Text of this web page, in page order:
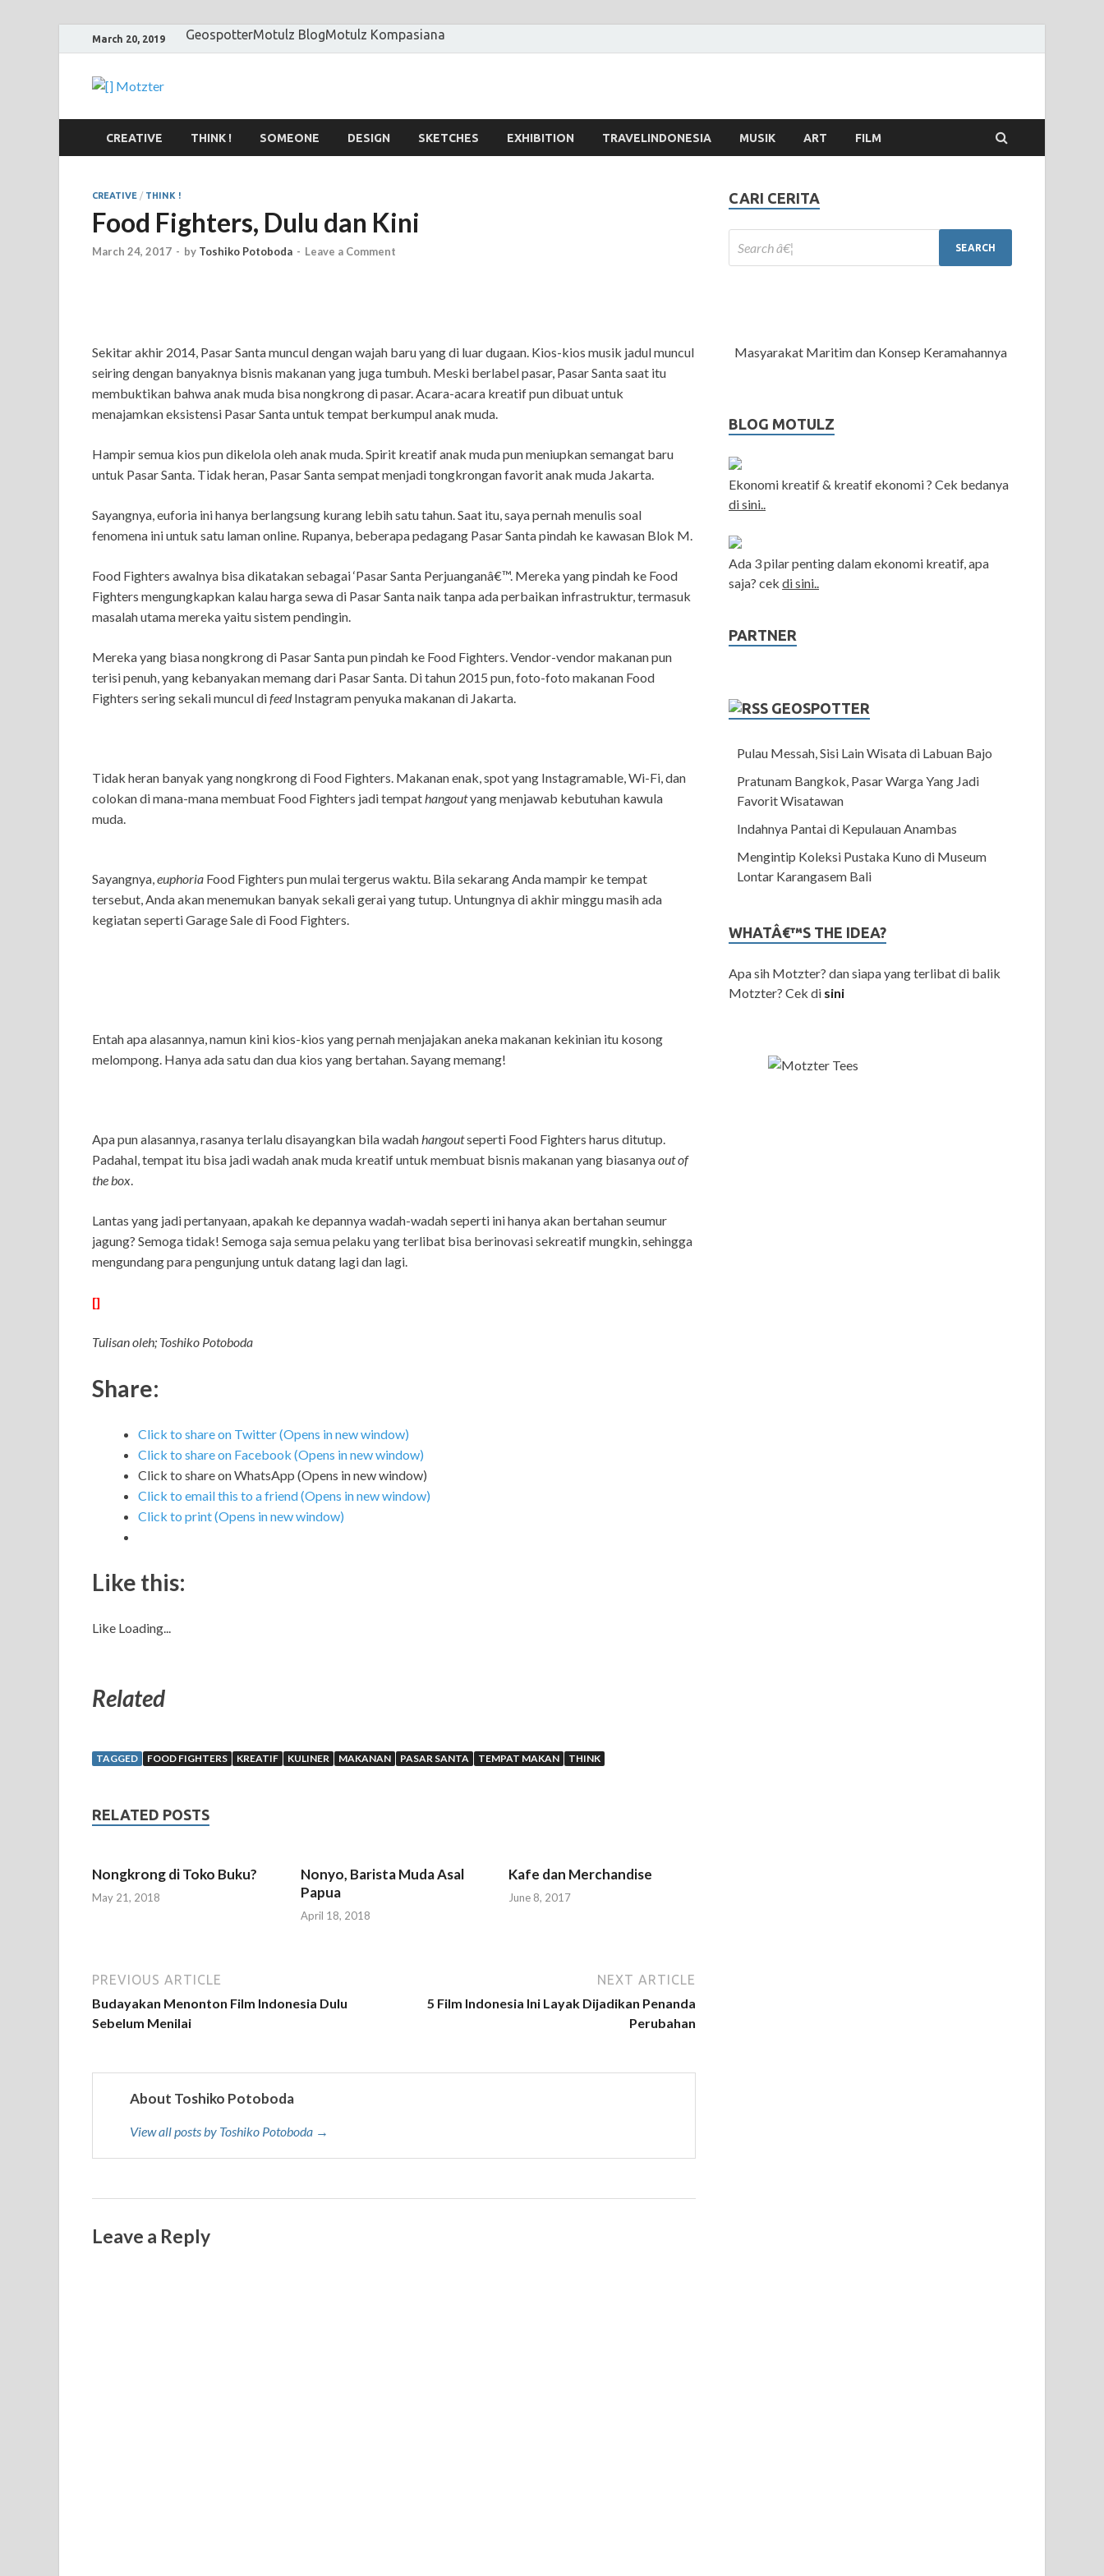
March 20, 2019 GeospotterMotulz BlogMotulz Kompasiana
[] Motzter
CREATIVE THINK ! SOMEONE DESIGN SKETCHES EXHIBITION TRAVELINDONESIA MUSIK ART FILM
CREATIVE / THINK !
Food Fighters, Dulu dan Kini
March 24, 2017 - by Toshiko Potoboda - Leave a Comment
Sekitar akhir 2014, Pasar Santa muncul dengan wajah baru yang di luar dugaan. Kios-kios musik jadul muncul
seiring dengan banyaknya bisnis makanan yang juga tumbuh. Meski berlabel pasar, Pasar Santa saat itu
membuktikan bahwa anak muda bisa nongkrong di pasar. Acara-acara kreatif pun dibuat untuk
menajamkan eksistensi Pasar Santa untuk tempat berkumpul anak muda.
Hampir semua kios pun dikelola oleh anak muda. Spirit kreatif anak muda pun meniupkan semangat baru
untuk Pasar Santa. Tidak heran, Pasar Santa sempat menjadi tongkrongan favorit anak muda Jakarta.
Sayangnya, euforia ini hanya berlangsung kurang lebih satu tahun. Saat itu, saya pernah menulis soal
fenomena ini untuk satu laman online. Rupanya, beberapa pedagang Pasar Santa pindah ke kawasan Blok M.
Food Fighters awalnya bisa dikatakan sebagai ‘Pasar Santa Perjuanganâ€™. Mereka yang pindah ke Food
Fighters mengungkapkan kalau harga sewa di Pasar Santa naik tanpa ada perbaikan infrastruktur, termasuk
masalah utama mereka yaitu sistem pendingin.
Mereka yang biasa nongkrong di Pasar Santa pun pindah ke Food Fighters. Vendor-vendor makanan pun
terisi penuh, yang kebanyakan memang dari Pasar Santa. Di tahun 2015 pun, foto-foto makanan Food
Fighters sering sekali muncul difeedInstagram penyuka makanan di Jakarta.
Tidak heran banyak yang nongkrong di Food Fighters. Makanan enak, spot yang Instagramable, Wi-Fi, dan
colokan di mana-mana membuat Food Fighters jadi tempathangoutyang menjawab kebutuhan kawula
muda.
Sayangnya,euphoria Food Fighters pun mulai tergerus waktu. Bila sekarang Anda mampir ke tempat
tersebut, Anda akan menemukan banyak sekali gerai yang tutup. Untungnya di akhir minggu masih ada
kegiatan seperti Garage Sale di Food Fighters.
Entah apa alasannya, namun kini kios-kios yang pernah menjajakan aneka makanan kekinian itu kosong
melompong. Hanya ada satu dan dua kios yang bertahan. Sayang memang!
Apa pun alasannya, rasanya terlalu disayangkan bila wadahhangoutseperti Food Fighters harus ditutup.
Padahal, tempat itu bisa jadi wadah anak muda kreatif untuk membuat bisnis makanan yang biasanyaout of
the box.
Lantas yang jadi pertanyaan, apakah ke depannya wadah-wadah seperti ini hanya akan bertahan seumur
jagung? Semoga tidak! Semoga saja semua pelaku yang terlibat bisa berinovasi sekreatif mungkin, sehingga
mengundang para pengunjung untuk datang lagi dan lagi.
[]
Tulisan oleh; Toshiko Potoboda
Share:
Click to share on Twitter (Opens in new window)
Click to share on Facebook (Opens in new window)
Click to share on WhatsApp (Opens in new window)
Click to email this to a friend (Opens in new window)
Click to print (Opens in new window)
Like this:
Like Loading...
Related
TAGGED FOOD FIGHTERS KREATIF KULINER MAKANAN PASAR SANTA TEMPAT MAKAN THINK
RELATED POSTS
Nongkrong di Toko Buku?
May 21, 2018
Nonyo, Barista Muda Asal
Papua
April 18, 2018
Kafe dan Merchandise
June 8, 2017
PREVIOUS ARTICLE
Budayakan Menonton Film Indonesia Dulu
Sebelum Menilai
NEXT ARTICLE
5 Film Indonesia Ini Layak Dijadikan Penanda
Perubahan
About Toshiko Potoboda
View all posts by Toshiko Potoboda →
Leave a Reply
CARI CERITA
Masyarakat Maritim dan Konsep Keramahannya
BLOG MOTULZ
Ekonomi kreatif & kreatif ekonomi ? Cek bedanya
di sini..
Ada 3 pilar penting dalam ekonomi kreatif, apa
saja? cekdi sini..
PARTNER
GEOSPOTTER
Pulau Messah, Sisi Lain Wisata di Labuan Bajo
Pratunam Bangkok, Pasar Warga Yang Jadi
Favorit Wisatawan
Indahnya Pantai di Kepulauan Anambas
Mengintip Koleksi Pustaka Kuno di Museum
Lontar Karangasem Bali
WHATÂ€™S THE IDEA?
Apa sih Motzter? dan siapa yang terlibat di balik
Motzter? Cek di sini